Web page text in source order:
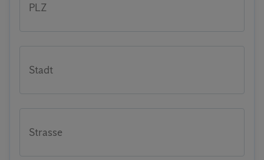
PLZ
Stadt
Strasse